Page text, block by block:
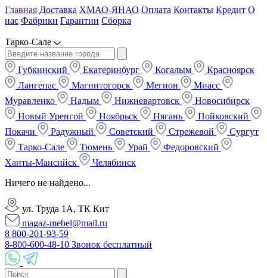
Главная Доставка ХМАО-ЯНАО Оплата Контакты Кредит О
нас Фабрики Гарантии Сборка
Тарко-Сале
Губкинский Екатеринбург Когалым
Красноярск
Лангепас
Магнитогорск Мегион
Миасс
Муравленко
Надым Нижневартовск
Новосибирск
Новый Уренгой
Ноябрьск Нягань
Пойковский
Покачи
Радужный Советский Стрежевой
Сургут
Тарко-Сале
Тюмень Урай
Федоровский
Ханты-Мансийск
Челябинск
Ничего не найдено...
ул. Труда 1А, ТК Кит
magaz-mebel@mail.ru
8 800-201-93-59
8-800-600-48-10 Звонок бесплатный